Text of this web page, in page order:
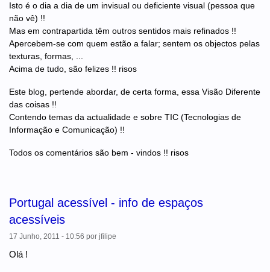
Isto é o dia a dia de um invisual ou deficiente visual (pessoa que
não vê) !!
Mas em contrapartida têm outros sentidos mais refinados !!
Apercebem-se com quem estão a falar; sentem os objectos pelas
texturas, formas, ...
Acima de tudo, são felizes !! risos
Este blog, pertende abordar, de certa forma, essa Visão Diferente
das coisas !!
Contendo temas da actualidade e sobre TIC (Tecnologias de
Informação e Comunicação) !!
Todos os comentários são bem - vindos !! risos
Portugal acessível - info de espaços
acessíveis
17 Junho, 2011 - 10:56 por jfilipe
Olá !